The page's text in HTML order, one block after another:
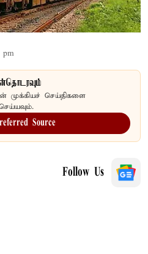
pm
முக்கியச் செய்திகளை
Source
Follow Us